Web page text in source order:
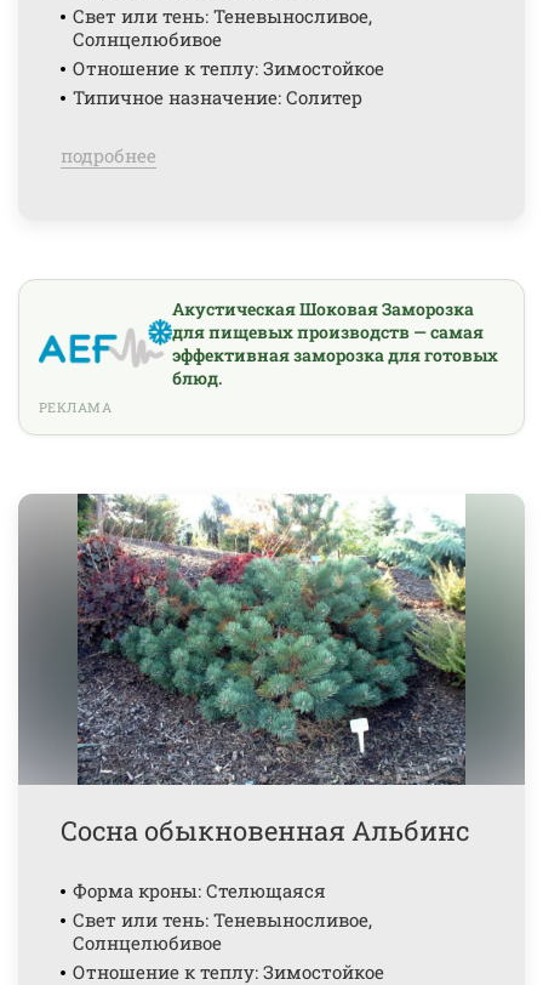
Свет или тень: Теневыносливое,
Солнцелюбивое
Отношение к теплу: Зимостойкое
Типичное назначение: Солитер
подробнее
Акустическая Шоковая Заморозка
для пищевых производств — самая
эффективная заморозка для готовых
блюд.
РЕКЛАМА
Сосна обыкновенная Альбинс
Форма кроны: Стелющаяся
Свет или тень: Теневыносливое,
Солнцелюбивое
Отношение к теплу: Зимостойкое